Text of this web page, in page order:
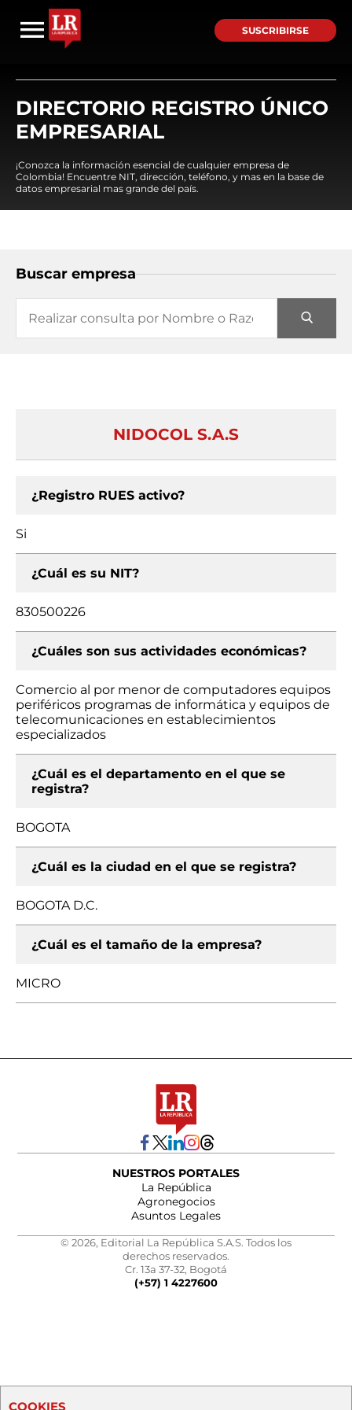
SUSCRIBIRSE
DIRECTORIO REGISTRO ÚNICO
EMPRESARIAL
¡Conozca la información esencial de cualquier empresa de
Colombia! Encuentre NIT, dirección, teléfono, y mas en la base de
datos empresarial mas grande del país.
Buscar empresa
NIDOCOL S.A.S
¿Registro RUES activo?
Si
¿Cuál es su NIT?
830500226
¿Cuáles son sus actividades económicas?
Comercio al por menor de computadores equipos
periféricos programas de informática y equipos de
telecomunicaciones en establecimientos
especializados
¿Cuál es el departamento en el que se
registra?
BOGOTA
¿Cuál es la ciudad en el que se registra?
BOGOTA D.C.
¿Cuál es el tamaño de la empresa?
MICRO
NUESTROS PORTALES
La República
Agronegocios
Asuntos Legales
© 2026, Editorial La República S.A.S. Todos los
derechos reservados.
Cr. 13a 37-32, Bogotá
(+57) 1 4227600
COOKIES